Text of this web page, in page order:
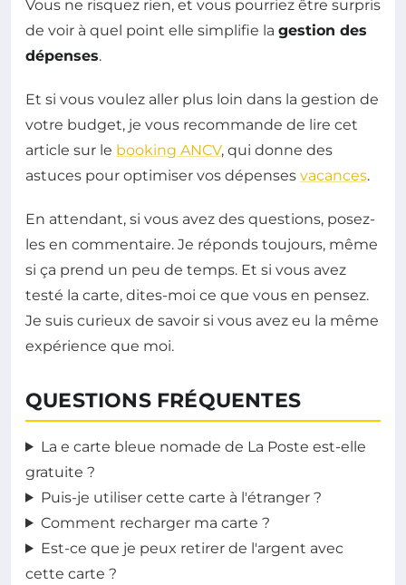
Vous ne risquez rien, et vous pourriez être surpris
de voir à quel point elle simplifie la gestion des
dépenses.
Et si vous voulez aller plus loin dans la gestion de
votre budget, je vous recommande de lire cet
article sur le booking ANCV, qui donne des
astuces pour optimiser vos dépenses vacances.
En attendant, si vous avez des questions, posez-
les en commentaire. Je réponds toujours, même
si ça prend un peu de temps. Et si vous avez
testé la carte, dites-moi ce que vous en pensez.
Je suis curieux de savoir si vous avez eu la même
expérience que moi.
QUESTIONS FRÉQUENTES
La e carte bleue nomade de La Poste est-elle
gratuite ?
Puis-je utiliser cette carte à l'étranger ?
Comment recharger ma carte ?
Est-ce que je peux retirer de l'argent avec
cette carte ?